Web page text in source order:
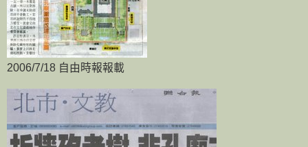
2006/7/18 自由時報報載